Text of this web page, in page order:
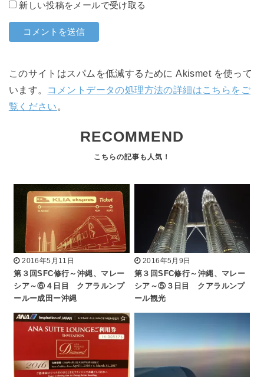
新しい投稿をメールで受け取る
このサイトはスパムを低減するために Akismet を使って
います。 コメントデータの処理方法の詳細はこちらをご
覧ください 。
RECOMMEND
2016年5月11日
第３回SFC修行～沖縄、マレー
シア～⑥４日目 クアラルンプ
ールー成田ー沖縄
2016年5月9日
第３回SFC修行～沖縄、マレー
シア～⑤３日目 クアラルンプ
ール観光